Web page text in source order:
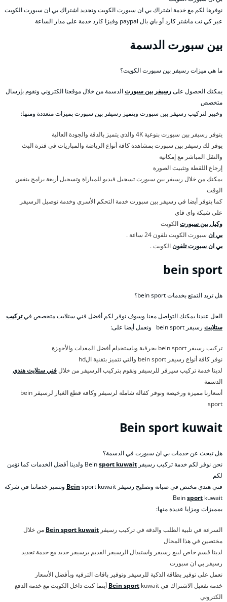
نوفرها لكم مع خدمة اشتراك بي ان سبورت الكويت وتجديد اشتراك بي ان سبورت الكويت
عبر كي نت ماشتر كارد أو باي بال paypal وفيزا كارد خدمة على مدار الساعة
بين سبورت الدسمة
ما هي ميزات رسيفر بين سبورت الكويت؟
يمكنك الحصول علىرسيفر بين سبورتالدسمة من خلال موقعنا الكتروني ونقوم بإرسال
متخصص
وخبير لتركيب رسيفر بين سبورت ويتميز رسيفر بين سبورت بميزات متعددة ومنها:
يتوفر رسيفر بين سبورت بنوعية 4K والذي يتميز بالدقة والجودة العالية
يوفر لك رسيفر بين سبورت بمشاهدة كافة أنواع الرياضة والمباريات في فترة البث
والنقل المباشر مع إمكانية
إرجاع اللقطة وتثبيت الصورة
يمكنك من خلال رسيفر بين سبورت تسجيل فيديو للمباراة وتسجيل أربعة برامج بنفس
الوقت
كما يتوفر أيضا في رسيفر بين سبورت خدمة التحكم الأسري وخدمة توصيل الرسيفر
على شبكة واي فاي
وكيل بين سبورتالكويت
بي ان سبورت الكويت تلفون 24 ساعة .
بي ان سبورت تلفونالكويت .
bein sport
هل تريد التمتع بخدمات bein sport؟
الحل عندنا يمكنك التواصل معنا وسوف نوفر لكم أفضل فني ستلايت متخصص فيتركيب
ستلايت رسيفر bein sport ونعمل أيضا على:
تركيب رسيفر bein sport بحرفية وباستخدام أفضل المعدات والأجهزة
نوفر كافة أنواع رسيفر bein sport والتي تتميز بتقنية الhd
لدينا خدمة تركيب سيرفر للرسيفر ونقوم بتركيب الرسيفر من خلالفني ستلايت هندي
الدسمة
أسعارنا مميزة ورخيصة ونوفر كفالة شاملة لرسيفر وكافة قطع الغيار لرسيفر bein
sport
Bein sport kuwait
هل تبحث عن خدمات بي ان سبورت في الدسمة؟
نحن نوفر لكم خدمة تركيب رسيفر Bein sport kuwait
ولدينا أفضل الخدمات كما نؤمن
لكم
فني هندي مختص في صيانة وتصليح رسيفر
Bein sport kuwait وتتميز خدماتنا في شركة
Beinsport kuwait
بمميزات ومزايا عديدة منها:
السرعة في تلبية الطلب والدقة في تركيب رسيفر Bein sport kuwait من خلال
مختصين في هذا المجال
لدينا قسم خاص لبيع رسيفر واستبدال الرسيفر القديم برسيفر جديد مع خدمة تجديد
رسيفر بي ان سبورت
نعمل على توفير بطاقة الذكية للرسيفر وتوفير باقات الترفيه وبأفضل الأسعار
خدمة تفعيل الاشتراك في
Bein sport kuwait أينما كنت داخل الكويت مع خدمة الدفع
الكتروني